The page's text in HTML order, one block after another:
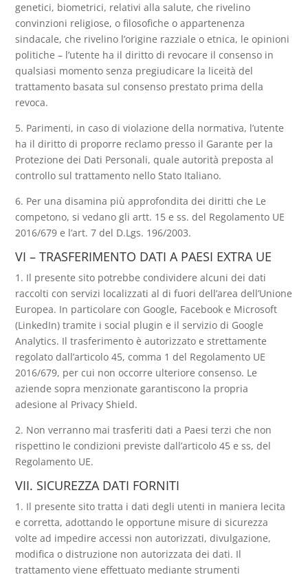
genetici, biometrici, relativi alla salute, che rivelino
convinzioni religiose, o filosofiche o appartenenza
sindacale, che rivelino l’origine razziale o etnica, le opinioni
politiche – l’utente ha il diritto di revocare il consenso in
qualsiasi momento senza pregiudicare la liceità del
trattamento basata sul consenso prestato prima della
revoca.
5. Parimenti, in caso di violazione della normativa, l’utente
ha il diritto di proporre reclamo presso il Garante per la
Protezione dei Dati Personali, quale autorità preposta al
controllo sul trattamento nello Stato Italiano.
6. Per una disamina più approfondita dei diritti che Le
competono, si vedano gli artt. 15 e ss. del Regolamento UE
2016/679 e l’art. 7 del D.Lgs. 196/2003.
VI – TRASFERIMENTO DATI A PAESI EXTRA UE
1. Il presente sito potrebbe condividere alcuni dei dati
raccolti con servizi localizzati al di fuori dell’area dell’Unione
Europea. In particolare con Google, Facebook e Microsoft
(LinkedIn) tramite i social plugin e il servizio di Google
Analytics. Il trasferimento è autorizzato e strettamente
regolato dall’articolo 45, comma 1 del Regolamento UE
2016/679, per cui non occorre ulteriore consenso. Le
aziende sopra menzionate garantiscono la propria
adesione al Privacy Shield.
2. Non verranno mai trasferiti dati a Paesi terzi che non
rispettino le condizioni previste dall’articolo 45 e ss, del
Regolamento UE.
VII. SICUREZZA DATI FORNITI
1. Il presente sito tratta i dati degli utenti in maniera lecita
e corretta, adottando le opportune misure di sicurezza
volte ad impedire accessi non autorizzati, divulgazione,
modifica o distruzione non autorizzata dei dati. Il
trattamento viene effettuato mediante strumenti